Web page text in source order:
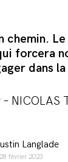
chemin. Le
forcera
dans
NICOLAS
Langlade
28 février 2023